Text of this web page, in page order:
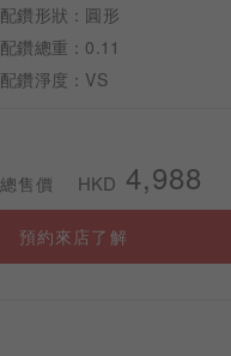
配鑽形狀：圓形
配鑽總重：0.11
配鑽淨度：VS
總售價 HKD 4,988
預約來店了解